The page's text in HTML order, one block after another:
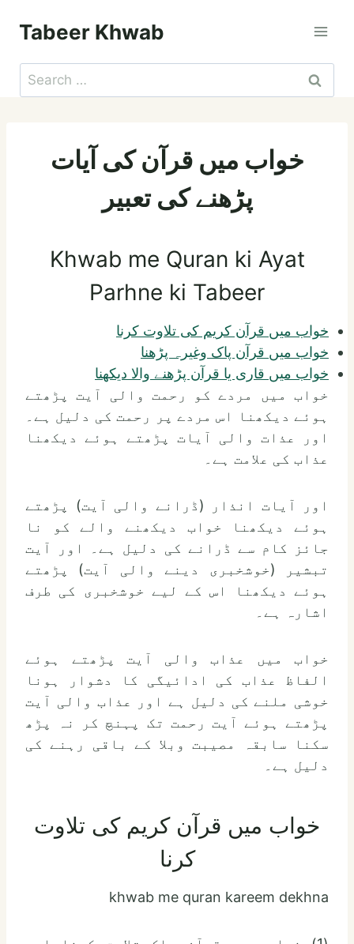
Tabeer Khwab
Search
for:
خواب میں قرآن کی آیات
پڑھنے کی تعبیر
Khwab me Quran ki Ayat
Parhne ki Tabeer
خواب میں قرآن کریم کی تلاوت کرنا
خواب میں قرآن پاک وغیرہ پڑھنا
خواب میں قاری یا قرآن پڑھنے والا دیکھنا
خواب میں مردے کو رحمت والی آیت پڑھتے
ہوئے دیکھنا اس مردے پر رحمت کی دلیل ہے۔
اور عذات والی آیات پڑھتے ہوئے دیکھنا
عذاب کی علامت ہے۔
اور آیات انذار (ڈرانے والی آیت) پڑھتے
ہوئے دیکھنا خواب دیکھنے والے کو نا
جائز کام سے ڈرانے کی دلیل ہے۔ اور آیت
تبشیر (خوشخبری دینے والی آیت) پڑھتے
ہوئے دیکھنا اس کے لیے خوشخبری کی طرف
اشارہ ہے۔
خواب میں عذاب والی آیت پڑھتے ہوئے
الفاظ عذاب کی ادائیگی کا دشوار ہونا
خوشی ملنے کی دلیل ہے اور عذاب والی آیت
پڑھتے ہوئے آیت رحمت تک پہنچ کر نہ پڑھ
سکنا سابقہ مصیبت وبلا کے باقی رہنے کی
دلیل ہے۔
خواب میں قرآن کریم کی تلاوت
کرنا
khwab me quran kareem dekhna